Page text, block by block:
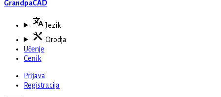
GrandpaCAD
Jezik
Orodja
Učenje
Cenik
Prijava
Registracija